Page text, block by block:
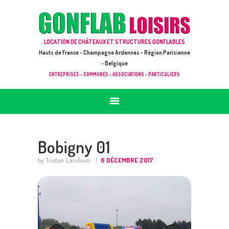
LOCATION DE CHÂTEAUX ET STRUCTURES GONFLABLES
Hauts de France - Champagne Ardennes - Région Parisienne
- Belgique
ENTREPRISES - COMMUNES - ASSOCIATIONS - PARTICULIERS
GONFLAB LOISIRS
ACCUEIL
JEUX À LOUER & PRESTATIONS
CATALOGUE / TARIF
DEMANDE DE DEVIS (SOUS 24H)
Bobigny 01
by Tristan Landouzi 6 DÉCEMBRE 2017